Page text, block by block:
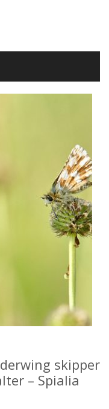
skipper
– Spialia